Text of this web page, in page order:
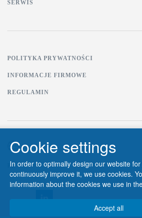
SERWIS
POLITYKA PRYWATNOŚCI
INFORMACJE FIRMOWE
REGULAMIN
PL
Cookie settings
In order to optimally design our website
continuously improve it, we use cookies.
information about the cookies we use in
Accept all